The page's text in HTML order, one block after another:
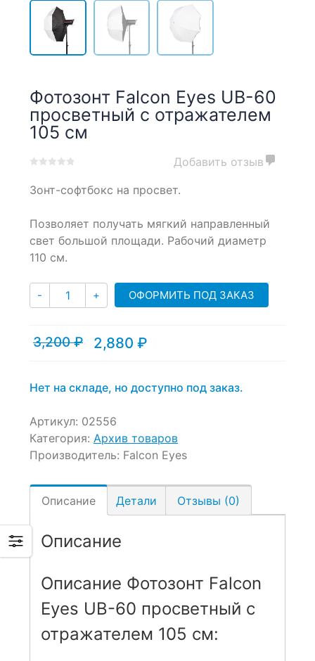
Фотозонт Falcon Eyes UB-60
просветный с отражателем
105 см
out
on
customer
ratings
Добавить отзыв
Зонт-софтбокс на просвет.
Позволяет получать мягкий направленный
свет большой площади. Рабочий диаметр
110 см.
- Количество
+ ОФОРМИТЬ ПОД ЗАКАЗ
3,200₽
Первоначальная
3,200 ₽.
2,880 ₽
Текущая
Нет на складе, но доступно под заказ.
Артикул: 02556
Категория: Архив товаров
Производитель: Falcon Eyes
Описание Детали Отзывы (0)
Описание
Описание Фотозонт Falcon
Eyes UB-60 просветный с
отражателем 105 см: